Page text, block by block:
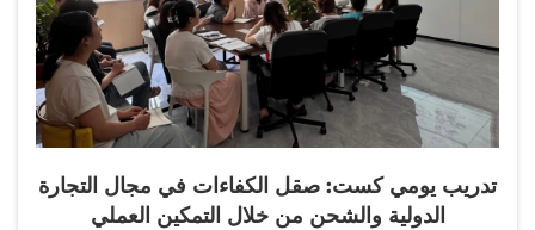
تدريب يومي كست: صقل الكفاءات في مجال التجارة
الدولية والشحن من خلال التمكين العملي